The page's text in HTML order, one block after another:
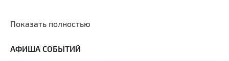
Показать полностью
АФИША СОБЫТИЙ